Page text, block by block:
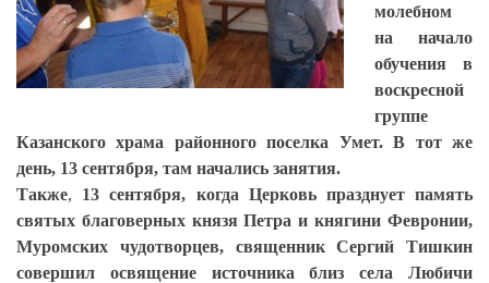
молебном
на начало
обучения в
воскресной
группе
Казанского храма районного поселка Умет. В тот же
день, 13 сентября, там начались занятия.
Также, 13 сентября, когда Церковь празднует память
святых благоверных князя Петра и княгини Февронии,
Муромских чудотворцев, священник Сергий Тишкин
совершил освящение источника близ села Любичи